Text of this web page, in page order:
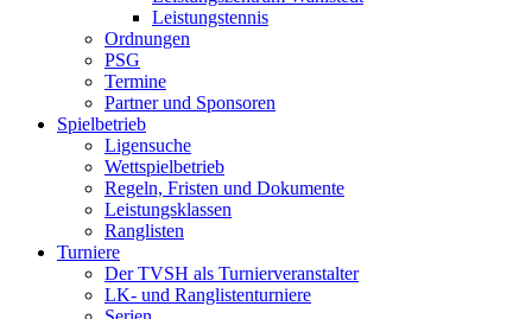
Leistungstennis
Ordnungen
PSG
Termine
Partner und Sponsoren
Spielbetrieb
Ligensuche
Wettspielbetrieb
Regeln, Fristen und Dokumente
Leistungsklassen
Ranglisten
Turniere
Der TVSH als Turnierveranstalter
LK- und Ranglistenturniere